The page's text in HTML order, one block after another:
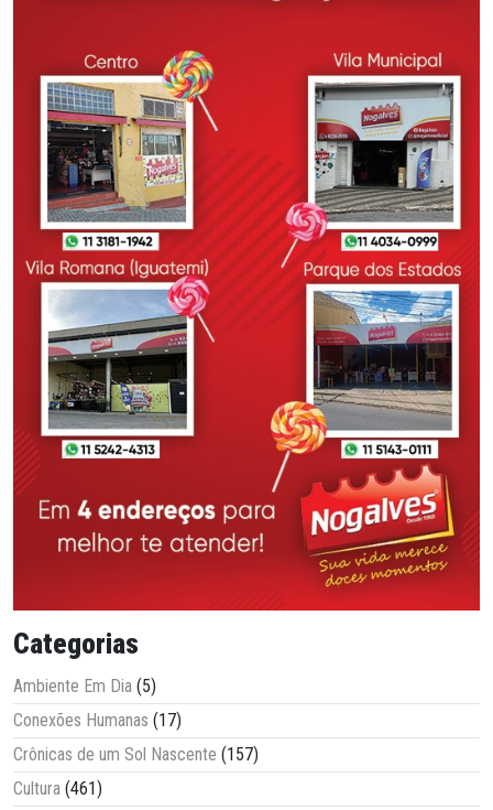
Categorias
Ambiente Em Dia (5)
Conexões Humanas (17)
Crônicas de um Sol Nascente (157)
Cultura (461)